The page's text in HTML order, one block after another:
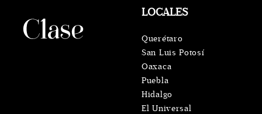
LOCALES
Querétaro
San Luis Potosí
Oaxaca
Puebla
Hidalgo
El Universal